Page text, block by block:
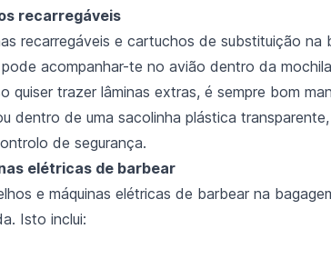
recarregáveis
recarregáveis e cartuchos de substituição na
acompanhar-te no avião dentro da
quiser trazer lâminas extras, é sempre bom
dentro de uma sacolinha plástica
de segurança.
elétricas de barbear
e máquinas elétricas de barbear na
Isto inclui: